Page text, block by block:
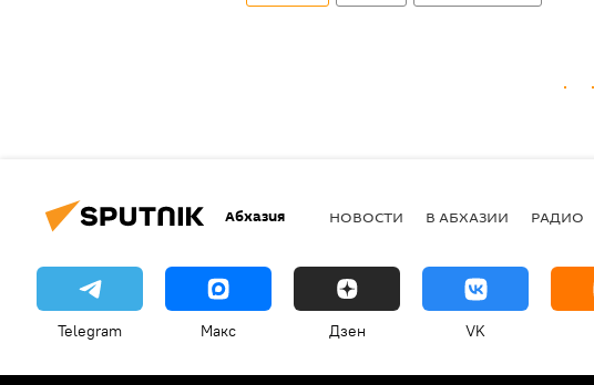
Абхазия НОВОСТИ В АБХАЗИИ РАДИО
Telegram Макс Дзен VK